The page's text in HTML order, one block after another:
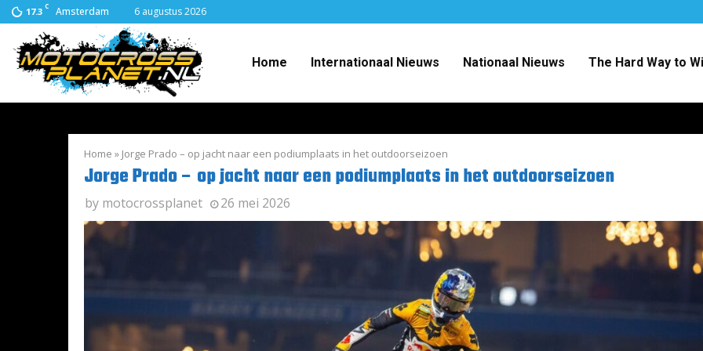
17.3 C Amsterdam 6 augustus 2026
Home Internationaal Nieuws Nationaal Nieuws The Hard Way to
Home » Jorge Prado – op jacht naar een podiumplaats in het outdoorseizoen
Jorge Prado – op jacht naar een podiumplaats in het outdoorseizoen
by motocrossplanet 26 mei 2026